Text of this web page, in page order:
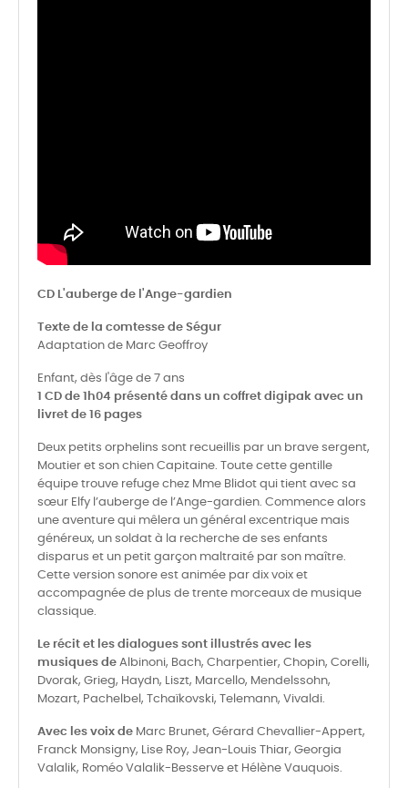
CD L'auberge de l'Ange-gardien
Texte de la comtesse de Ségur
Adaptation de Marc Geoffroy
Enfant, dès l'âge de 7 ans
1 CD de 1h04 présenté dans un coffret digipak avec un
livret de 16 pages
Deux petits orphelins sont recueillis par un brave sergent,
Moutier et son chien Capitaine. Toute cette gentille
équipe trouve refuge chez Mme Blidot qui tient avec sa
sœur Elfy l’auberge de l’Ange-gardien. Commence alors
une aventure qui mêlera un général excentrique mais
généreux, un soldat à la recherche de ses enfants
disparus et un petit garçon maltraité par son maître.
Cette version sonore est animée par dix voix et
accompagnée de plus de trente morceaux de musique
classique.
Le récit et les dialogues sont illustrés avec les
musiques de Albinoni, Bach, Charpentier, Chopin, Corelli,
Dvorak, Grieg, Haydn, Liszt, Marcello, Mendelssohn,
Mozart, Pachelbel, Tchaïkovski, Telemann, Vivaldi.
Avec les voix de Marc Brunet, Gérard Chevallier-Appert,
Franck Monsigny, Lise Roy, Jean-Louis Thiar, Georgia
Valalik, Roméo Valalik-Besserve et Hélène Vauquois.